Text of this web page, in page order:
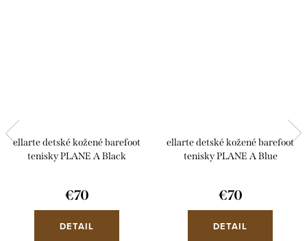
ellarte detské kožené barefoot
tenisky PLANE A Black
€70
DETAIL
ellarte detské kožené barefoot
tenisky PLANE A Blue
€70
DETAIL